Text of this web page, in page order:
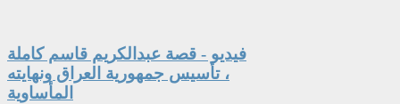
فيديو - قصة عبدالكريم قاسم كاملة
، تأسيس جمهورية العراق ونهايته
المأساوية